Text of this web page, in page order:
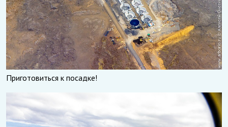
Приготовиться к посадке!